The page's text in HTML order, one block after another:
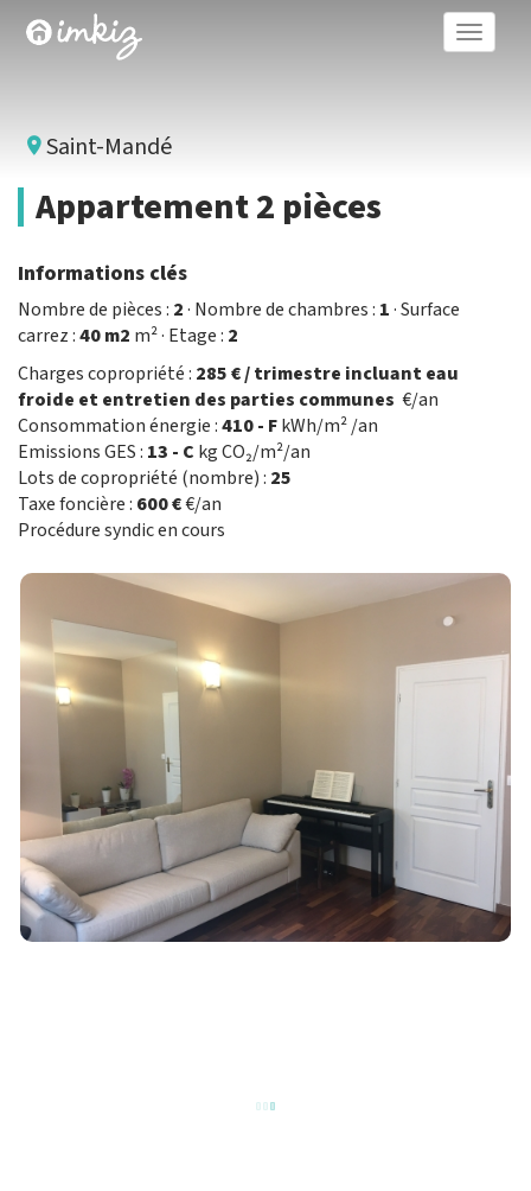
Toggle
Saint-Mandé
Appartement 2 pièces
Informations clés
Nombre de pièces : 2· Nombre de chambres : 1· Surface
carrez :40 m2 m² · Etage : 2
Charges copropriété : 285 € / trimestre incluant eau
froide et entretien des parties communes €/an
Consommation énergie :410 - FkWh/m² /an
Emissions GES : 13 - C kg CO₂/m²/an
Lots de copropriété (nombre) : 25
Taxe foncière : 600 €€/an
Procédure syndic en cours